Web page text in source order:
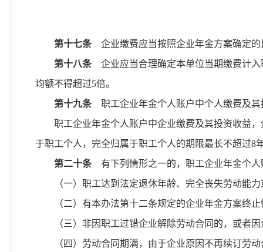
第十七条企业缴费应当按照企业年金方案确定的
第十八条企业应当合理确定本单位当期缴费计入
均额不得超过5倍。
第十九条职工企业年金个人账户中个人缴费及其
职工企业年金个人账户中企业缴费及其投资收益
于职工个人，完全归属于职工个人的期限最长不超过8
第二十条有下列情形之一的，职工企业年金个人
（一）职工达到法定退休年龄、完全丧失劳动能
（二）有本办法第十二条规定的企业年金方案终
（三）非因职工过错企业解除劳动合同的，或者
（四）劳动合同期满，由于企业原因不再续订劳